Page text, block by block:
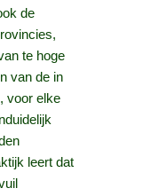
de
te hoge
van de in
voor elke
leert dat